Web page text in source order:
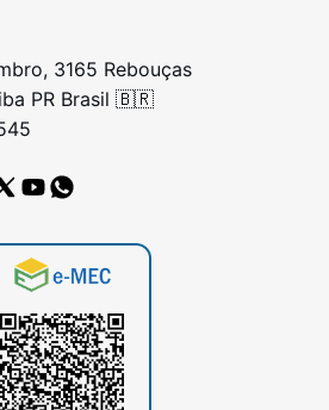
3165 Rebouças
PR Brasil 🇧🇷